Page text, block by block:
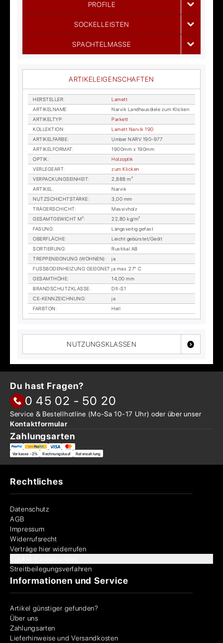
PROFILE
SOCKELLEISTEN
SPACHTELMASSE
ARTIKELEIGENSCHAFTEN
HER­STEL­LER:
La­mett
AR­TI­KEL­NA­ME:
Nar­vik Land­haus­die­le zum Kli­cken
AR­TI­KEL­TYP:
Par­kett
KOL­LEK­TI­ON:
La­mett Nar­vik 190
AR­TI­KEL­FAR­BE:
Um­ber NARV 190-977
AR­TI­KEL­FOR­MAT:
1900mm x 190mm
OP­TIK:
Holz­op­tik
VER­LE­GE­ART:
zum Kli­cken
VER­PA­CKUNGS­EIN­HEIT:
2,888 m²
AR­TI­KEL:
Nar­vik
NUTZ­SCHICHT­STÄR­KE:
3,00 mm
TRÄ­GER­SCHICHT:
Mas­siv­holz
GE­SAMT­GE­WICHT M²:
22,80 kg/m²
FA­SUNG:
Längs­sei­tig ge­fast
OBER­FLÄ­CHE:
Leicht ge­bürs­tet/Ge­ölt
SOR­TIE­RUNG:
Rus­ti­kal AB
TREP­PEN­EIG­NUNG (WOH­NEN) :
ja
FUSS­BO­DEN­HEI­ZUNG GE­EIG­NET:ja max. 27° C
GE­SAMT­HÖ­HE:
14,00 mm
BRAND­SCHUTZ­KLAS­SE:
Dfl-S1
CE-KENN­ZEICH­NUNG:
ja
FARB­TON: Hell
NUTZUNGSKLASSEN
Du hast Fragen?
0 45 02 - 50 20
Service & Bestellhotline (Mo-Sa 10-17 Uhr) oder überunser
Kontaktformular
Zahlungsarten
Vorkasse -2% Rechnungskauf Ratenzahlung
Rechtliches
Datenschutz
AGB
Impressum
Widerrufsrecht
Verträge hier widerrufen
Streitbeilegungsverfahren
Informationen und Service
Artikel günstiger gefunden?
Über uns
Zahlungsarten
Lieferhinweise und Versandkosten